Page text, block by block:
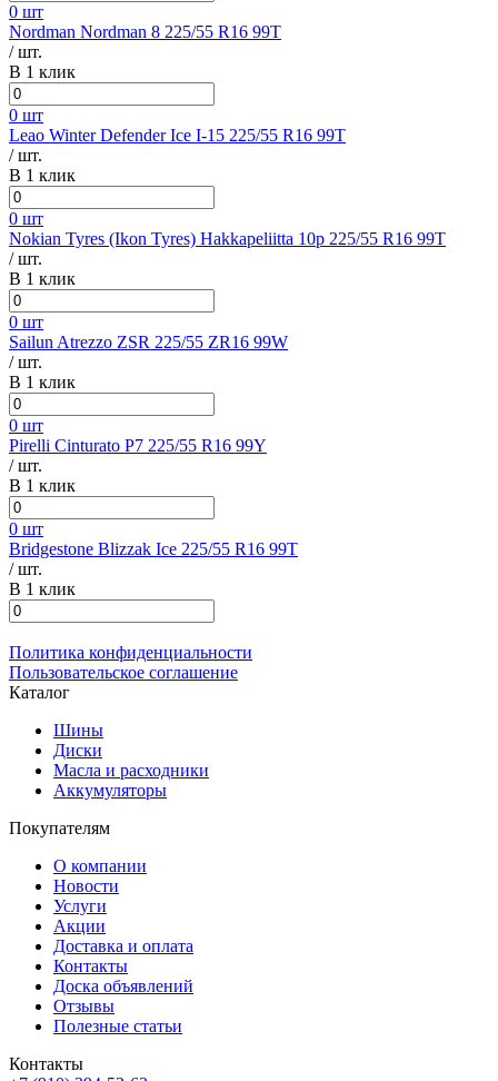
0 шт
Nordman Nordman 8 225/55 R16 99T
/ шт.
В 1 клик
0 шт
Leao Winter Defender Ice I-15 225/55 R16 99T
/ шт.
В 1 клик
0 шт
Nokian Tyres (Ikon Tyres) Hakkapeliitta 10p 225/55 R16 99T
/ шт.
В 1 клик
0 шт
Sailun Atrezzo ZSR 225/55 ZR16 99W
/ шт.
В 1 клик
0 шт
Pirelli Cinturato P7 225/55 R16 99Y
/ шт.
В 1 клик
0 шт
Bridgestone Blizzak Ice 225/55 R16 99T
/ шт.
В 1 клик
Политика конфиденциальности
Пользовательское соглашение
Каталог
Шины
Диски
Масла и расходники
Аккумуляторы
Покупателям
О компании
Новости
Услуги
Акции
Доставка и оплата
Контакты
Доска объявлений
Отзывы
Полезные статьи
Контакты